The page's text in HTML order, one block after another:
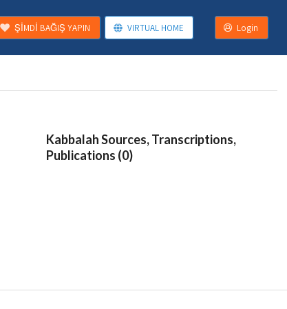
ŞİMDİ BAĞIŞ YAPIN VIRTUAL HOME Login
Kabbalah Sources, Transcriptions,
Publications (0)